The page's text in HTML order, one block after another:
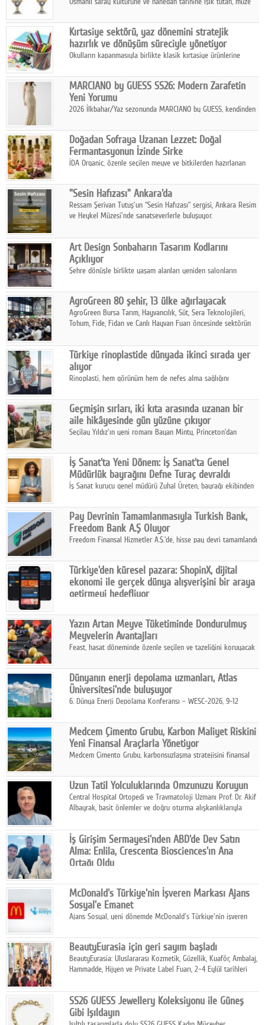
Ağustos'ta Arthill Müzecilik'in düzenleyeceği özel müzayedede
koleksiyonerlerle buluşuyor
Kırtasiye sektörü, yaz dönemini stratejik
hazırlık ve dönüşüm süreciyle yönetiyor
Okulların kapanmasıyla birlikte klasik kırtasiye ürünlerine
sanat ve eğitici aktivite ürünleriyle dinamik bir biçimde
geçiriyor.
MARCIANO by GUESS SS26: Modern Zarafetin
Yeni Yorumu
2026 İlkbahar/Yaz sezonunda MARCIANO by GUESS, kendinden
Doğadan Sofraya Uzanan Lezzet: Doğal
Fermantasyonun İzinde Sirke
İDA Organic, özenle seçilen meyve ve bitkilerden hazırlanan
sofralarına taşıyor.
"Sesin Hafızası" Ankara'da
Ressam Şerivan Tutuş'un “Sesin Hafızası” sergisi, Ankara Resim
ve Heykel Müzesi'nde sanatseverlerle buluşuyor.
Art Design Sonbaharın Tasarım Kodlarını
Açıklıyor
Şehre dönüşle birlikte yaşam alanları yeniden salonların
sonbaharın tasarım kodlarını açıklıyor.
AgroGreen 80 şehir, 13 ülke ağırlayacak
AgroGreen Bursa Tarım, Hayvancılık, Süt, Sera Teknolojileri,
Tohum, Fide, Fidan ve Canlı Hayvan Fuarı öncesinde sektörün
Türkiye rinoplastide dünyada ikinci sırada yer
alıyor
Rinoplasti, hem görünüm hem de nefes alma sağlığını
biri konumunda.
Geçmişin sırları, iki kıta arasında uzanan bir
aile hikâyesinde gün yüzüne çıkıyor
Seçilay Yıldız'ın yeni romanı Bayan Minty, Princeton'dan
katmanlı bir aile hikâyesi anlatıyor.
İş Sanat'ta Yeni Dönem: İş Sanat'ta Genel
Müdürlük bayrağını Defne Turaç devraldı
İş Sanat kurucu genel müdürü Zuhal Üreten, bayrağı ekibinden
Pay Devrinin Tamamlanmasıyla Turkish Bank,
Freedom Bank A.Ş Oluyor
Freedom Finansal Hizmetler A.Ş.'de, hisse pay devri tamamlandı
Turkish Bank'ın ticaret unvanının “Freedom Bank A.Ş.” olmasına
karar verildi.
Türkiye'den küresel pazara: ShopinX, dijital
ekonomi ile gerçek dünya alışverişini bir araya
getirmeyi hedefliyor
ekonomi ile gerçek dünya alışveriş deneyimi arasında köprü
kurmayı hedefleyen vizyonuyla uluslararası pazarlara açılıyor.
Yazın Artan Meyve Tüketiminde Dondurulmuş
Meyvelerin Avantajları
Feast, hasat döneminde özenle seçilen ve tazeliğini koruyacak
pratik, güvenilir ve lezzetli bir alternatif sunuyor.
Dünyanın enerji depolama uzmanları, Atlas
Üniversitesi'nde buluşuyor
6. Dünya Enerji Depolama Konferansı – WESC-2026, 9-12
sahipliğinde gerçekleştirilecek.
Medcem Çimento Grubu, Karbon Maliyet Riskini
Yeni Finansal Araçlarla Yönetiyor
Medcem Çimento Grubu, karbonsuzlaşma stratejisini finansal
Uzun Tatil Yolculuklarında Omzunuzu Koruyun
Central Hospital Ortopedi ve Travmatoloji Uzmanı Prof. Dr. Akif
Albayrak, basit önlemler ve doğru oturma alışkanlıklarıyla
İş Girişim Sermayesi'nden ABD'de Dev Satın
Alma: Enlila, Crescenta Biosciences'ın Ana
Ortağı Oldu
stratejisini uluslararası ölçeğe taşıyan satın alma hamlesini
tamamladı.
McDonald's Türkiye'nin İşveren Markası Ajans
Sosyal'e Emanet
Ajans Sosyal, yeni dönemde McDonald's Türkiye'nin işveren
BeautyEurasia için geri sayım başladı
BeautyEurasia: Uluslararası Kozmetik, Güzellik, Kuaför, Ambalaj,
Hammadde, Hijyen ve Private Label Fuarı, 2–4 Eylül tarihleri
SS26 GUESS Jewellery Koleksiyonu ile Güneş
Gibi Işıldayın